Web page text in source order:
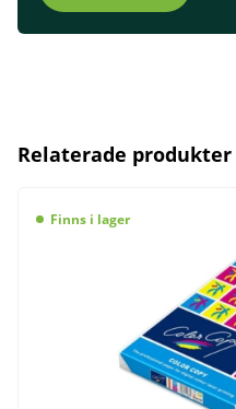
Relaterade produkter
Finns i lager